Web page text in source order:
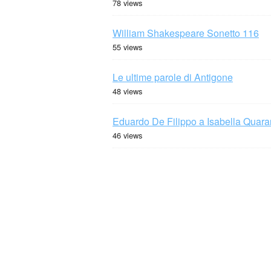
78 views
William Shakespeare Sonetto 116
55 views
Le ultime parole di Antigone
48 views
Eduardo De Filippo a Isabella
46 views